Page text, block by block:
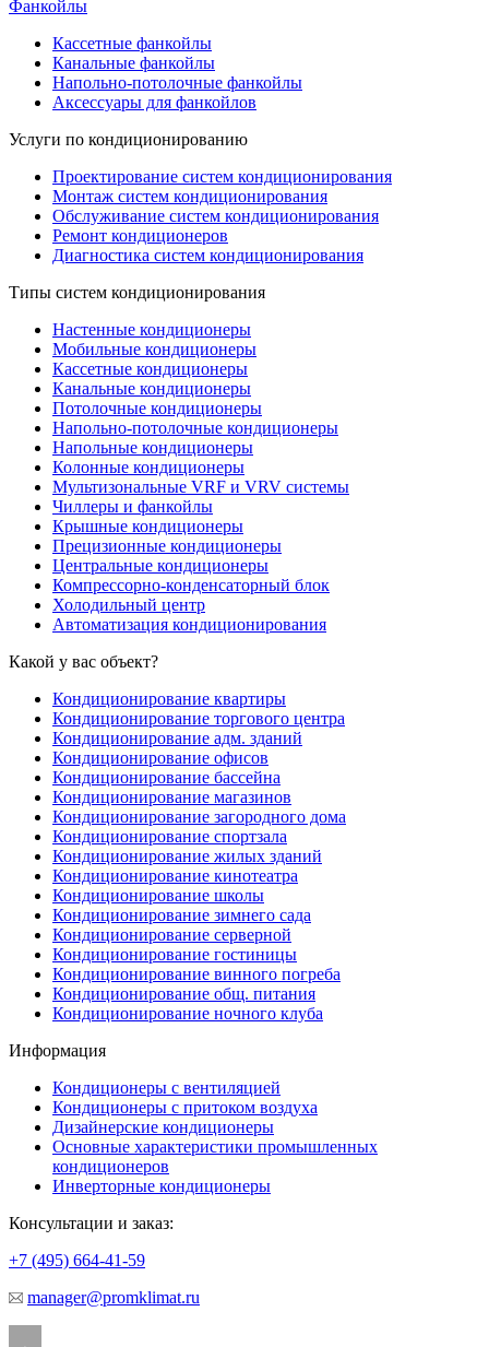
Фанкойлы
Кассетные фанкойлы
Канальные фанкойлы
Напольно-потолочные фанкойлы
Аксессуары для фанкойлов
Услуги по кондиционированию
Проектирование систем кондиционирования
Монтаж систем кондиционирования
Обслуживание систем кондиционирования
Ремонт кондиционеров
Диагностика систем кондиционирования
Типы систем кондиционирования
Настенные кондиционеры
Мобильные кондиционеры
Кассетные кондиционеры
Канальные кондиционеры
Потолочные кондиционеры
Напольно-потолочные кондиционеры
Напольные кондиционеры
Колонные кондиционеры
Мультизональные VRF и VRV системы
Чиллеры и фанкойлы
Крышные кондиционеры
Прецизионные кондиционеры
Центральные кондиционеры
Компрессорно-конденсаторный блок
Холодильный центр
Автоматизация кондиционирования
Какой у вас объект?
Кондиционирование квартиры
Кондиционирование торгового центра
Кондиционирование адм. зданий
Кондиционирование офисов
Кондиционирование бассейна
Кондиционирование магазинов
Кондиционирование загородного дома
Кондиционирование спортзала
Кондиционирование жилых зданий
Кондиционирование кинотеатра
Кондиционирование школы
Кондиционирование зимнего сада
Кондиционирование серверной
Кондиционирование гостиницы
Кондиционирование винного погреба
Кондиционирование общ. питания
Кондиционирование ночного клуба
Информация
Кондиционеры с вентиляцией
Кондиционеры с притоком воздуха
Дизайнерские кондиционеры
Основные характеристики промышленных
кондиционеров
Инверторные кондиционеры
Консультации и заказ:
+7 (495) 664-41-59
manager@promklimat.ru